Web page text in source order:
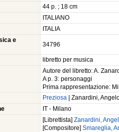
44 p. ; 18 cm
ITALIANO
ITALIA
e
34796
libretto per musica
Autore del libretto: A.
A p. 3: personaggi
Prima rappresentazione:
Preziosa | Zanardini,
IT - Milano
[Librettista] Zanardini,
[Compositore] Smareglia,